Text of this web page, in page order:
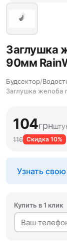
Заглушка
90мм
Будсектор/
Заглушка желоба
104грн
116 Скидка 10%
Узнать
Купить в 1 клик